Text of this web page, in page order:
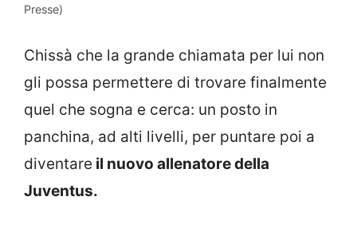
Presse)
Chissà che la grande chiamata per lui non
gli possa permettere di trovare finalmente
quel che sogna e cerca: un posto in
panchina, ad alti livelli, per puntare poi a
diventare il nuovo allenatore della
Juventus.